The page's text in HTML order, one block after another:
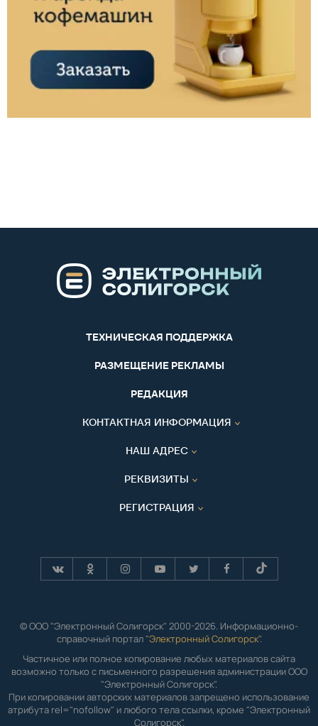
ТЕХНИЧЕСКАЯ ПОДДЕРЖКА
РАЗМЕЩЕНИЕ РЕКЛАМЫ
РЕДАКЦИЯ
КОНТАКТНАЯ ИНФОРМАЦИЯ
НАШ АДРЕС
РЕКВИЗИТЫ
РЕГИСТРАЦИЯ
© ООО "Электронный Солигорск" 2000-2026. Информационно-
справочный портал "Электронный Солигорск".
Частичное или полное копирование любых материалов сайта
возможно только с письменного разрешения администрации ООО
"Электронный Солигорск".
При копировании авторских материалов запрещено использование
атрибута rel="nofollow" и любого тела ссылки, кроме "Электронный
Солигорск".